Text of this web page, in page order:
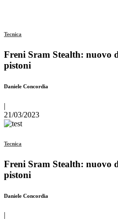
Tecnica
Freni Sram Stealth: nuovo
pistoni
Daniele Concordia
|
21/03/2023
Tecnica
Freni Sram Stealth: nuovo
pistoni
Daniele Concordia